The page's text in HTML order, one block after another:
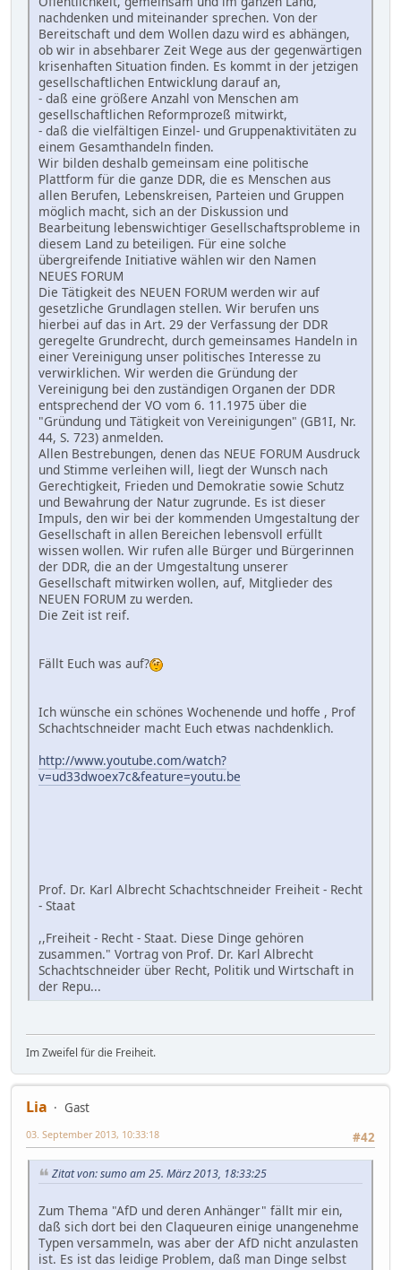
nachdenken und miteinander sprechen. Von der
Bereitschaft und dem Wollen dazu wird es abhängen,
ob wir in absehbarer Zeit Wege aus der gegenwärtigen
krisenhaften Situation finden. Es kommt in der jetzigen
gesellschaftlichen Entwicklung darauf an,
- daß eine größere Anzahl von Menschen am
gesellschaftlichen Reformprozeß mitwirkt,
- daß die vielfältigen Einzel- und Gruppenaktivitäten zu
einem Gesamthandeln finden.
Wir bilden deshalb gemeinsam eine politische
Plattform für die ganze DDR, die es Menschen aus
allen Berufen, Lebenskreisen, Parteien und Gruppen
möglich macht, sich an der Diskussion und
Bearbeitung lebenswichtiger Gesellschaftsprobleme in
diesem Land zu beteiligen. Für eine solche
übergreifende Initiative wählen wir den Namen
NEUES FORUM
Die Tätigkeit des NEUEN FORUM werden wir auf
gesetzliche Grundlagen stellen. Wir berufen uns
hierbei auf das in Art. 29 der Verfassung der DDR
geregelte Grundrecht, durch gemeinsames Handeln in
einer Vereinigung unser politisches Interesse zu
verwirklichen. Wir werden die Gründung der
Vereinigung bei den zuständigen Organen der DDR
entsprechend der VO vom 6. 11.1975 über die
"Gründung und Tätigkeit von Vereinigungen" (GB1I, Nr.
44, S. 723) anmelden.
Allen Bestrebungen, denen das NEUE FORUM Ausdruck
und Stimme verleihen will, liegt der Wunsch nach
Gerechtigkeit, Frieden und Demokratie sowie Schutz
und Bewahrung der Natur zugrunde. Es ist dieser
Impuls, den wir bei der kommenden Umgestaltung der
Gesellschaft in allen Bereichen lebensvoll erfüllt
wissen wollen. Wir rufen alle Bürger und Bürgerinnen
der DDR, die an der Umgestaltung unserer
Gesellschaft mitwirken wollen, auf, Mitglieder des
NEUEN FORUM zu werden.
Die Zeit ist reif.
Fällt Euch was auf?
Ich wünsche ein schönes Wochenende und hoffe , Prof
Schachtschneider macht Euch etwas nachdenklich.
http://www.youtube.com/watch?
v=ud33dwoex7c&feature=youtu.be
Prof. Dr. Karl Albrecht Schachtschneider Freiheit - Recht
- Staat
,,Freiheit - Recht - Staat. Diese Dinge gehören
zusammen." Vortrag von Prof. Dr. Karl Albrecht
Schachtschneider über Recht, Politik und Wirtschaft in
der Repu...
Im Zweifel für die Freiheit.
Lia
Gast
#42
03. September 2013, 10:33:18
Zitat von: sumo am 25. März 2013, 18:33:25
Zum Thema "AfD und deren Anhänger" fällt mir ein,
daß sich dort bei den Claqueuren einige unangenehme
Typen versammeln, was aber der AfD nicht anzulasten
ist. Es ist das leidige Problem, daß man Dinge selbst